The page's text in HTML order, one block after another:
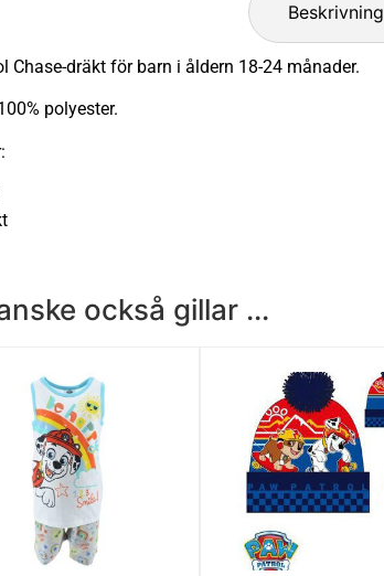
Beskrivning
Chase-dräkt för barn i åldern 18-24 månader.
polyester.
också gillar ...